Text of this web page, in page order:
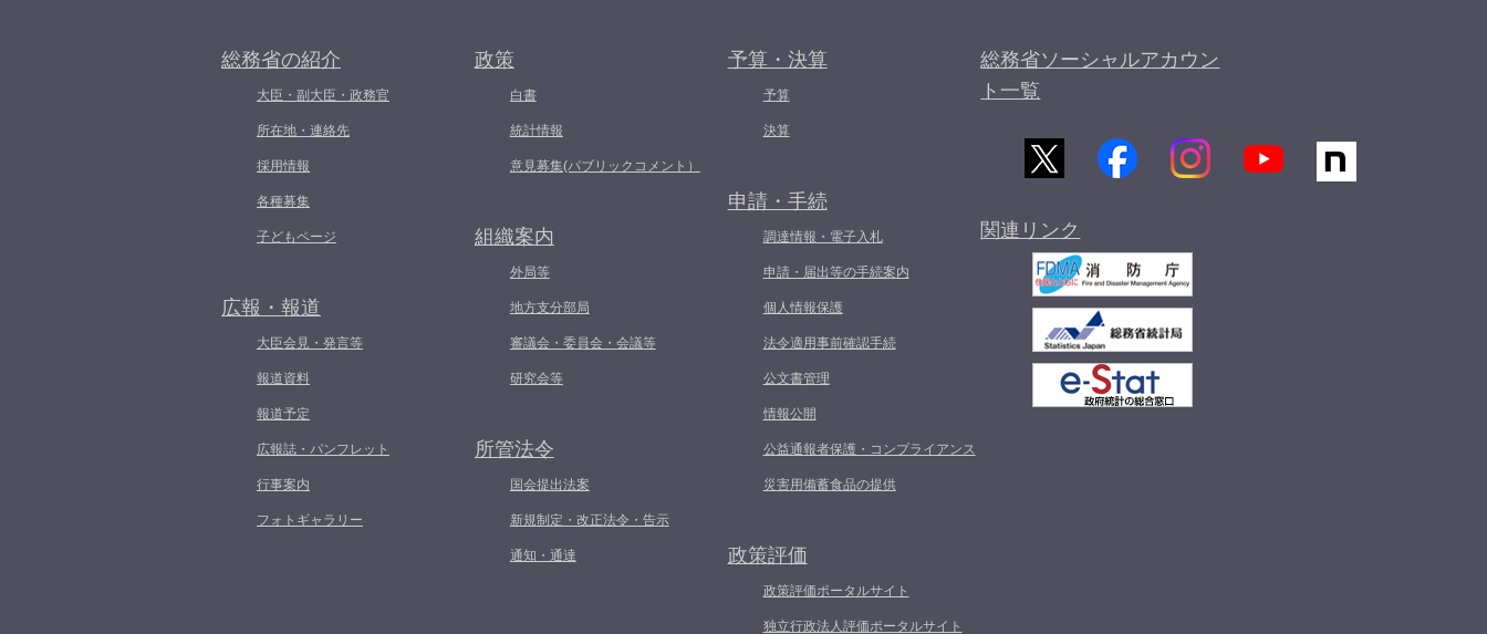
総務省の紹介
大臣・副大臣・政務官
所在地・連絡先
採用情報
各種募集
子どもページ
広報・報道
大臣会見・発言等
報道資料
報道予定
広報誌・パンフレット
行事案内
フォトギャラリー
政策
白書
統計情報
意見募集(パブリックコメント）
組織案内
外局等
地方支分部局
審議会・委員会・会議等
研究会等
所管法令
国会提出法案
新規制定・改正法令・告示
通知・通達
予算・決算
予算
決算
申請・手続
調達情報・電子入札
申請・届出等の手続案内
個人情報保護
法令適用事前確認手続
公文書管理
情報公開
公益通報者保護・コンプライアンス
災害用備蓄食品の提供
政策評価
政策評価ポータルサイト
独立行政法人評価ポータルサイト
総務省ソーシャルアカウン
ト一覧
関連リンク